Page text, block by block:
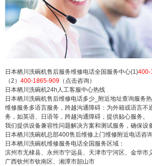
日本栖川洗碗机售后服务维修电话全国服务中心(1)400-
（2） 400-1865-909 （点击咨询）
日本栖川洗碗机24h人工客服中心热线
日本栖川洗碗机售后维修电话多少_附近地址查询服务
维修服务多语言服务，跨越沟通障碍：为外籍或语言不
务，如英语、日语等，跨越沟通障碍，提供贴心服务。
我们提供设备兼容性问题解决方案和测试服务，确保设
日本栖川洗碗机总部400售后维修上门维修附近电话咨询
日本栖川洗碗机维修服务电话全国服务区域：
滨州市无棣县、永州市宁远县、天津市宁河区、金华市
广西钦州市钦南区、湘潭市韶山市